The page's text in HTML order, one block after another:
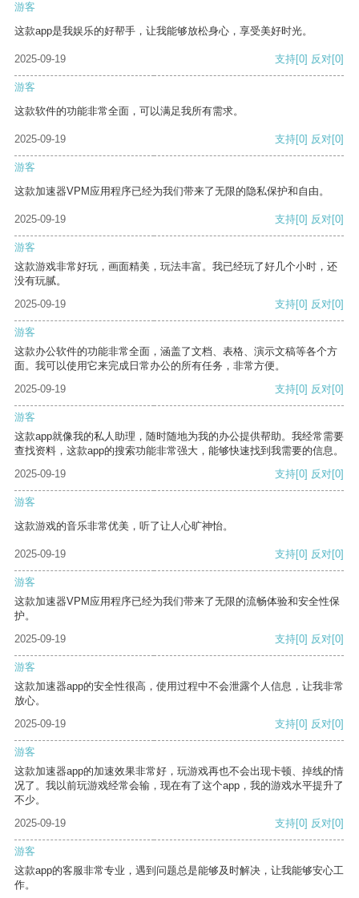
游客
这款app是我娱乐的好帮手，让我能够放松身心，享受美好时光。
2025-09-19 支持[0] 反对[0]
游客
这款软件的功能非常全面，可以满足我所有需求。
2025-09-19 支持[0] 反对[0]
游客
这款加速器VPM应用程序已经为我们带来了无限的隐私保护和自由。
2025-09-19 支持[0] 反对[0]
游客
这款游戏非常好玩，画面精美，玩法丰富。我已经玩了好几个小时，还
没有玩腻。
2025-09-19
支持[0] 反对[0]
游客
这款办公软件的功能非常全面，涵盖了文档、表格、演示文稿等各个方
面。我可以使用它来完成日常办公的所有任务，非常方便。
2025-09-19
支持[0] 反对[0]
游客
这款app就像我的私人助理，随时随地为我的办公提供帮助。我经常需要
查找资料，这款app的搜索功能非常强大，能够快速找到我需要的信息。
2025-09-19
支持[0] 反对[0]
游客
这款游戏的音乐非常优美，听了让人心旷神怡。
2025-09-19 支持[0] 反对[0]
游客
这款加速器VPM应用程序已经为我们带来了无限的流畅体验和安全性保
护。
2025-09-19
支持[0] 反对[0]
游客
这款加速器app的安全性很高，使用过程中不会泄露个人信息，让我非常
放心。
2025-09-19
支持[0] 反对[0]
游客
这款加速器app的加速效果非常好，玩游戏再也不会出现卡顿、掉线的情
况了。我以前玩游戏经常会输，现在有了这个app，我的游戏水平提升了
不少。
2025-09-19
支持[0] 反对[0]
游客
这款app的客服非常专业，遇到问题总是能够及时解决，让我能够安心工
作。